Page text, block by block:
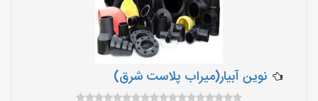
نوین آبیار(میراب پلاست شرق)